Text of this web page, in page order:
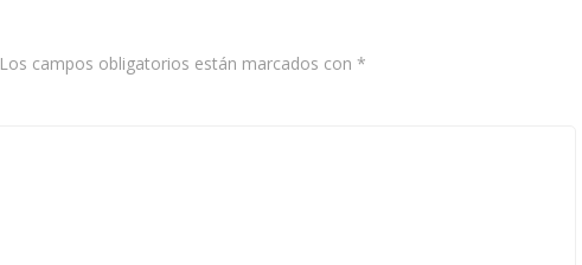
Los campos obligatorios están marcados con *